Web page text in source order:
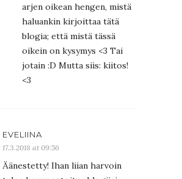
arjen oikean hengen, mistä
haluankin kirjoittaa tätä
blogia; että mistä tässä
oikein on kysymys <3 Tai
jotain :D Mutta siis: kiitos!
<3
EVELIINA
17.3.2018 at 09:56
Äänestetty! Ihan liian harvoin